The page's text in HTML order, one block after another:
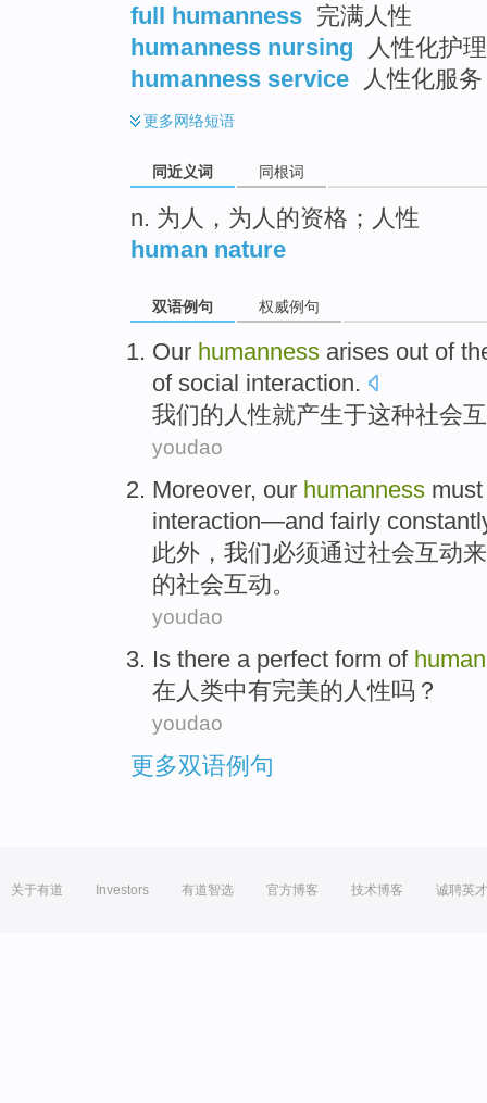
full humanness 完满人性
humanness nursing
人性化护理
humanness service
人性化服务
更多网络短语
同近义词 同根词
n. 为人，为人的资格；人性
human nature
双语例句 权威例句
Our humanness arises out of
of social interaction.
我们的 人性就产生于这种社会
youdao
Moreover, our humanness
interaction—and fairly
此外 ， 我们必须通过社会互动
的社会互动。
youdao
Is there a perfect form of
在 人类中有完美的 人性吗？
youdao
更多双语例句
关于有道 Investors 有道智选 官方博客 技术博客 诚聘英才